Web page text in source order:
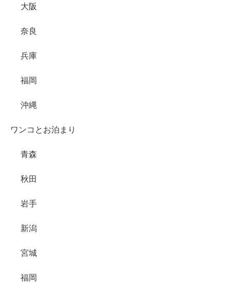
大阪
奈良
兵庫
福岡
沖縄
ワンコとお泊まり
青森
秋田
岩手
新潟
宮城
福岡